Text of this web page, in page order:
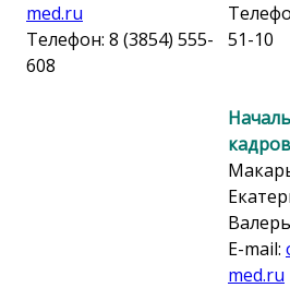
med.ru
Телефон: 8 (3854) 555-
608
51-10
кадров
E-mail:
med.ru